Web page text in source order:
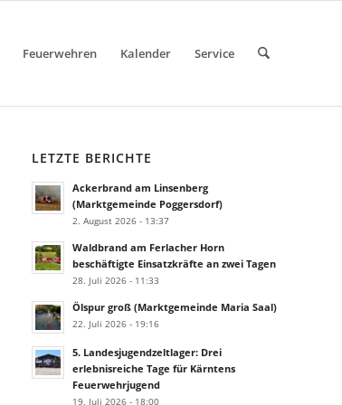
Feuerwehren Kalender Service
LETZTE BERICHTE
Ackerbrand am Linsenberg
(Marktgemeinde Poggersdorf)
2. August 2026 - 13:37
Waldbrand am Ferlacher Horn
beschäftigte Einsatzkräfte an zwei Tagen
28. Juli 2026 - 11:33
Ölspur groß (Marktgemeinde Maria Saal)
22. Juli 2026 - 19:16
5. Landesjugendzeltlager: Drei
erlebnisreiche Tage für Kärntens
Feuerwehrjugend
19. Juli 2026 - 18:00